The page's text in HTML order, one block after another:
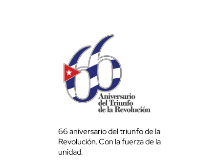
66 aniversario del triunfo de la
Revolución. Con la fuerza de la
unidad.